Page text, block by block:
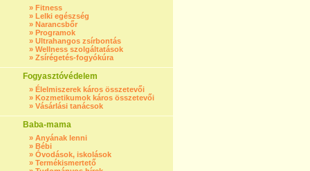
» Fitness
» Lelki egészség
» Narancsbőr
» Programok
» Ultrahangos zsírbontás
» Wellness szolgáltatások
» Zsírégetés-fogyókúra
Fogyasztóvédelem
» Élelmiszerek káros összetevői
» Kozmetikumok káros összetevői
» Vásárlási tanácsok
Baba-mama
» Anyának lenni
» Bébi
» Óvodások, iskolások
» Termékismertető